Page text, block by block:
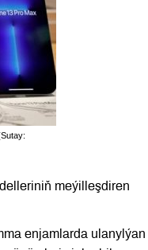
meýilleşdiren
enjamlarda ulanylýan